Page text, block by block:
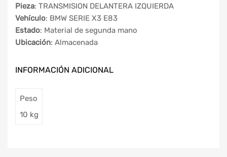
Pieza: TRANSMISION DELANTERA IZQUIERDA
Vehículo: BMW SERIE X3 E83
Estado: Material de segunda mano
Ubicación: Almacenada
INFORMACIÓN ADICIONAL
Peso
10 kg